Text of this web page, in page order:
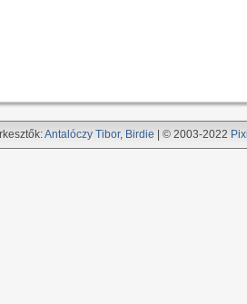
Antalóczy Tibor, Birdie | © 2003-2022